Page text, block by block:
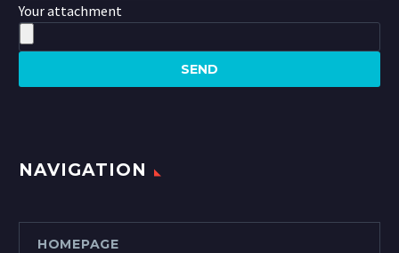
Your attachment
NAVIGATION
HOMEPAGE